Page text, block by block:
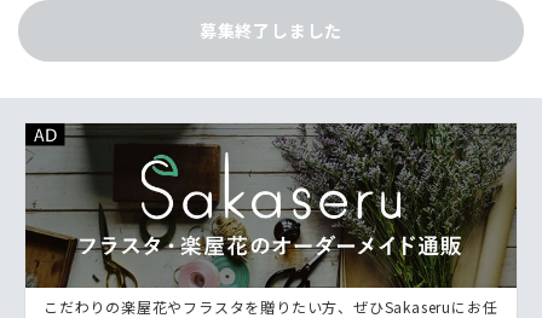
募集終了しました
こだわりの楽屋花やフラスタを贈りたい方、ぜひSakaseruにお任